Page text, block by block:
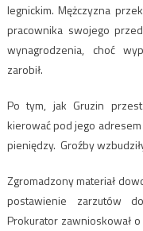
legnickim. Mężczyzna
pracownika swojego
wynagrodzenia, choć
zarobił.
Po tym, jak Gruzin
kierować pod jego
pieniędzy. Groźby
Zgromadzony materiał
postawienie zarzutów
Prokurator zawnioskował